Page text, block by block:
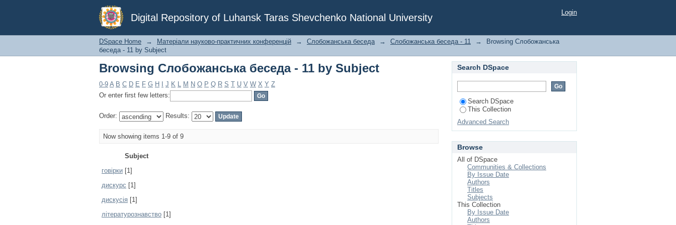
Digital Repository of Luhansk Taras Shevchenko National University
Browsing Слобожанська беседа - 11 by Subject Login
DSpace Home → Матеріали науково-практичних конференцій → Слобожанська беседа → Слобожанська беседа - 11 →
Browsing Слобожанська
беседа - 11 by Subject
Browsing Слобожанська беседа - 11 by Subject
0-9 A B C D E F G H J K L M N O P Q R S T U V W X Y Z
Or enter first few letters:
Order: Results:
Now showing items 1-9 of 9
Subject
говірки [1]
дискурс [1]
дискусія [1]
літературознавство [1]
Search DSpace
Search DSpace
This Collection
Advanced Search
Browse
All of DSpace
Communities & Collections
By Issue Date
Authors
Titles
Subjects
This Collection
By Issue Date
Authors